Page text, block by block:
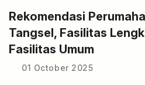
Rekomendasi
Tangsel, Fasilitas
Fasilitas Umum
01 October 2025